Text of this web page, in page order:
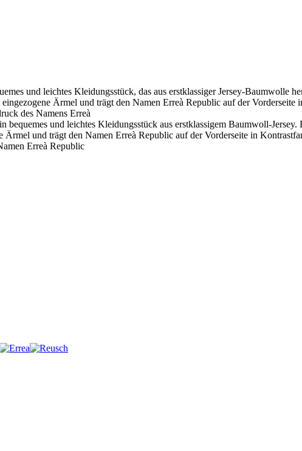
und leichtes Kleidungsstück, das aus erstklassiger Jersey-Baumwolle
Ärmel und trägt den Namen Erreà Republic auf der
des Namens Erreà
und leichtes Kleidungsstück aus erstklassigem Baumwoll-Jersey.
und trägt den Namen Erreà Republic auf der Vorderseite in
Erreà Republic